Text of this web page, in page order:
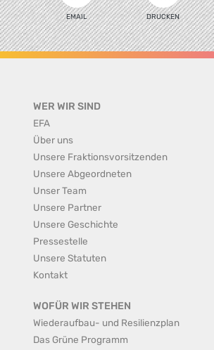
EMAIL DRUCKEN
WER WIR SIND
EFA
Über uns
Unsere Fraktionsvorsitzenden
Unsere Abgeordneten
Unser Team
Unsere Partner
Unsere Geschichte
Pressestelle
Unsere Statuten
Kontakt
WOFÜR WIR STEHEN
Wiederaufbau- und Resilienzplan
Das Grüne Programm